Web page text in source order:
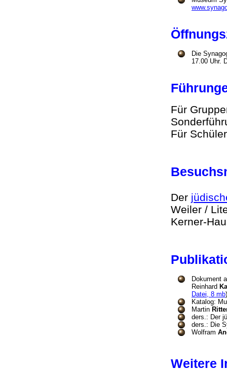
Die
17.00 Uhr.
Für
Für
Der
Weiler /
Kerner-
Dokument
Reinhard
Datei, 8 mb
Katalog:
Martin
ders.: Der
ders.: Die
Wolfram
Weitere